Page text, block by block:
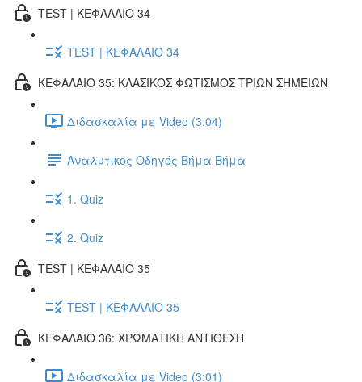
TEST | ΚΕΦΑΛΑΙΟ 34
TEST | ΚΕΦΑΛΑΙΟ 34
ΚΕΦΑΛΑΙΟ 35: ΚΛΑΣΙΚΟΣ ΦΩΤΙΣΜΟΣ ΤΡΙΩΝ ΣΗΜΕΙΩΝ
Διδασκαλία με Video (3:04)
Αναλυτικός Οδηγός Βήμα Βήμα
1. Quiz
2. Quiz
TEST | ΚΕΦΑΛΑΙΟ 35
TEST | ΚΕΦΑΛΑΙΟ 35
ΚΕΦΑΛΑΙΟ 36: ΧΡΩΜΑΤΙΚΗ ΑΝΤΙΘΕΣΗ
Διδασκαλία με Video (3:01)